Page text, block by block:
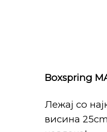
Boxspring
Лежај со
висина